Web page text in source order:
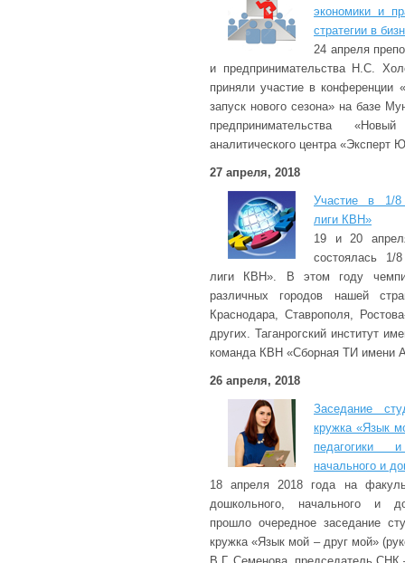
экономики и
стратегии в
24 апреля
и предпринимательства Н.С.
приняли участие в конференции
запуск нового сезона» на базе
предпринимательства
аналитического центра «Эксперт
27 апреля, 2018
Участие в 1/8
лиги КВН»
19 и 20
состоялась 1/
лиги КВН». В этом году
различных городов нашей
Краснодара, Ставрополя,
других. Таганрогский институт
команда КВН «Сборная ТИ имени
26 апреля, 2018
Заседание
кружка «Язык
педагогики
начального и
18 апреля 2018 года на
дошкольного, начального и
прошло очередное заседание
кружка «Язык мой – друг мой»